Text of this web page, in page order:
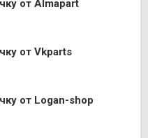
от Almapart
от Vkparts
от Logan-shop